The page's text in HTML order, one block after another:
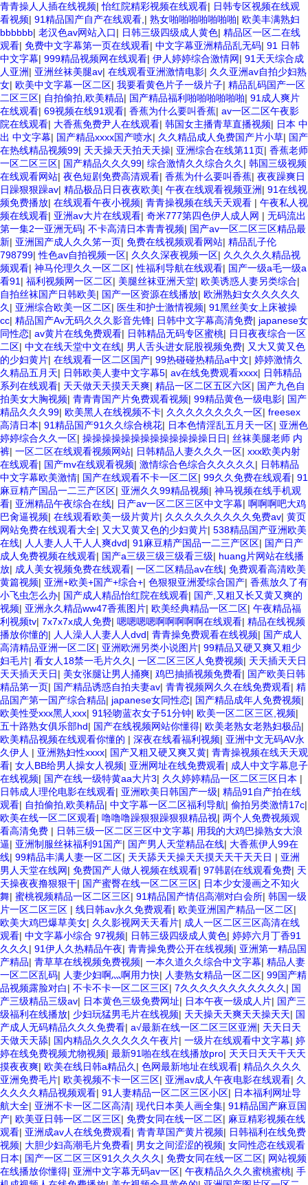
青青操人人插在线视频|怡红院精彩视频在线观看| 日韩专区视频在线观
看视频| 91精品国产自产在线观看,| 熟女啪啪啪啪啪啪啪| 欧美丰满熟妇
bbbbbb| 老汉色av网站入口| 日韩三级四级成人黄色| 精品区一区二在线
观看| 免费中文字幕第一页在线观看| 中文字幕亚洲精品乱无码| 91 日韩
中文字幕| 999精品视频网在线观看| 伊人婷婷综合激情网| 91天天综合成
人亚洲| 亚洲丝袜美腿av| 在线观看亚洲激情电影| 久久亚洲av自拍少妇熟
女| 欧美中文字幕一区二区| 我要看黄色片子一级片子| 精品乱码国产一区
二区三区| 自拍偷拍,欧美精品| 国产精品福利啪啪啪啪啪啪| 91成人爽片
在线观看| 69视频在线91观看| 香蕉为什么要叫香蕉| av一区二区午夜影
院在线观看| 大香蕉免费尹人在线观看| 韩国女主播青草直播视频| 日本 中
出 中文字幕| 国产精品xxxx国产喷水| 久久精品成人免费国产片小草| 国产
在热线精品视频99| 天天操天天拍天天操| 亚洲综合在线第11页| 香蕉老师
一区二区三区| 国产精品久久久99| 综合激情久久综合久久| 韩国三级视频
在线观看网站| 夜色短剧免费高清观看| 香蕉为什么要叫香蕉| 夜夜躁爽日
日躁狠狠躁av| 精品极品日日夜夜欧美| 午夜在线观看视频亚洲| 91在线视
频免费播放| 在线观看午夜小视频| 青青操视频在线天天观看 | 午夜私人视
频在线观看| 亚洲av大片在线观看| 奇米777第四色伊人成人网 | 无码流出
第一集2一亚洲无码| 不卡高清日本青青视频| 国产av一区二区三区精品最
新| 亚洲国产成人久久笫一页| 免费在线视频观看网站| 精品乱子伦
798799|性色av自拍视频一区| 久久久深夜视频一区| 久久久久久精品视
频观看| 神马伦理久久一区二区|性福利导航在线观看| 国产一级a毛一级a
看91| 福利视频网一区二区| 美腿丝袜亚洲天堂| 欧美诱惑人妻另类综合|
自拍丝袜国产日韩欧美| 国产一区资源在线播放| 欧洲熟妇女久久久久久
久| 亚洲综合欧美一区二区| 医生和护士激情视频| 91黑丝美女上床被操
cc| 精品国产Av无码久久久影音先锋| 日韩中文字幕高清免费| japanese女
同性恋| av黄片在线免费观看| 日韩精品无码专区蜜桃| 日日夜夜综合一区
二区| 中文在线天堂中文在线| 男人舌头进女屁股视频免费| 又大又黄又色
的少妇黄片| 在线观看一区二区国产| 99热碰碰热精品a中文| 婷婷激情久
久精品五月天| 日韩欧美人妻中文字幕5| av在线免费观看xxxx| 日韩精品
系列在线观看| 天天做天天摸天天爽| 精品一区二区五区六区| 国产九色自
拍美女大胸视频| 青青青国产片免费观看视频| 99精品黄色一级电影| 国产
精品久久久99| 欧美黑人在线视频不卡| 久久久久久久久久一区| freesex
高清日本| 91精品国产91久久综合桃花| 日本色情淫乱五月天一区| 亚洲色
婷婷综合久久一区| 操操操操操操操操操操操操操日日| 丝袜美腿老师 内
裤| 一区二区在线观看视频网站| 日韩精品人妻久久久一区| xxx欧美内射
在线观看| 国产mv在线观看视频| 激情综合色综合久久久久久| 日韩精品
中文字幕欧美激情| 国产在线观看不卡一区二区| 99久久免费在线观看| 91
麻豆精产国品一二三产区区| 亚洲久久99精品视频| 神马视频在线手机观
看| 亚洲精品午夜综合在线| 日产av一区二区三区中文字幕| 啊啊啊吧大鸡
巴肏逼视频| 在线观看欧美一级片黄片| 久久久久久久久久久免费av| 黄页
网站免费在线观看大全| 又大又黄又色的少妇黄片| 538精品国产亚洲欧美
在线| 人人妻人人干人人爽dvd| 91麻豆精产国品一二三产区区| 国产日产
成人免费视频在线观看| 国产a三级三级三级看三级| huang片网站在线播
放| 成人美女视频免费在线观看| 一区二区精品av在线| 免费观看高清欧美
黄篇视频| 亚洲+欧美+国产+综合+| 色狠狠亚洲爱综合国产| 香蕉放久了有
小飞虫怎么办| 国产成人精品怡红院在线观看| 国产,又粗又长又黄又爽的
视频| 亚洲永久精品ww47香蕉图片| 欧美经典精品一区二区| 午夜精品福
利视频tv| 7x7x7x成人免费| 嗯嗯嗯嗯啊啊啊啊啊在线观看| 精品在线视频
播放你懂的| 人人澡人人妻人人dvd| 青青操免费观看在线视频| 国产成人
高清精品亚洲一区二区| 亚洲欧洲另类小说图片| 99精品又硬又爽又粗少
妇毛片| 看女人18禁一毛片久久| 一区二区三区人免费视频| 天天插天天日
天天插天天日| 美女张腿让男人捅爽| 鸡巴抽插视频免费看| 国产欧美日韩
精品第一页| 国产精品诱惑自拍夫妻av| 青青视频网久久在线免费观看| 精
品国产第一国产综合精品| japanese女同性恋| 国产精品成年人免费视频|
欧美性受xxx黑人xxx| 91轻吻蓝衣女子51分钟| 欧美一区二区三区,视频|
五十路熟女俱乐部hd| 国产在线视频网站你懂得| 欧美老熟女老熟妇极品|
欧美精品视频在线观看你懂的 | 深夜在线看福利视频| 亚洲中文无码AV永
久伊人 | 亚洲熟妇性xxxx| 国产又粗又硬又爽又黄| 青青操视频在线天天观
看| 女人BB给男人操女人视频| 亚洲网址在线免费观看| 成人中文字幕息子
在线视频| 国产在线一级特黄aa大片3| 久久婷婷精品一区二区三区日本 |
日韩成人理伦电影在线观看| 亚洲欧美日韩国产一级| 精品91自产拍在线
观看| 自拍偷拍,欧美精品| 中文字幕一区二区福利导航| 偷拍另类激情17c|
欧美在线一区二区观看| 噜噜噜躁狠狠躁狠狠精品视| 两个人免费视频观
看高清免费 | 日韩三级一区二区三区中文字幕| 用我的大鸡巴操熟女大浪
逼| 亚洲制服丝袜福利91国产| 国产男人天堂精品在线| 大香蕉伊人99在
线| 99精品丰满人妻一区二区| 天天舔天天操天天摸天天干天天日 | 亚洲
男人天堂在线网| 免费国产人做人视频在线观看| 97韩剧在线观看免费| 天
天操夜夜撸狠狠干| 国产蜜臀在线一区二区三区| 日本少女漫画之不知火
舞| 蜜桃视频精品一区二区三区| 91精品国产情侣高潮对白会所| 韩国一级
片一区二区三区 | 线日韩av永久免费观看| 欧美亚洲国产精品一区二区|
欧美大鸡巴爆草美女| 久久影视网天天看片| 成人一区二区三区高清在线
观看| 中文字幕小综合 97视频| 日韩三级四级成人黄色| 婷婷六月丁香91
久久久| 91伊人久热精品午夜| 青青操免费公开在线视频| 亚洲第一精品国
产精品| 青草草在线视频免费视频| 一本久道久久综合中文字幕| 精品人妻
一区二区乱码| 人妻少妇啊灬啊用力快| 人妻熟女精品一区二区| 99国产精
品视频露脸对白| 不卡不卡一区二区三区| 7久久久久久久久久久久久| 国
产三级精品三级av| 日本黄色三级免费网址| 日本午夜一级成人片| 国产三
级福利在线播放| 少妇玩猛男毛片在线视频| 天天操天天爽天天操天天| 国
产成人无码精品久久久免费看| a√最新在线一区二区三区亚洲| 天天日天
天做天天舔| 国内精品久久久久久久午夜片| 一级片在线观看中文字幕| 婷
婷在线免费视频尤物视频| 最新91啪在线在线播放pro| 天天日天天干天天
摸夜夜爽| 欧美在线日韩a精品久| 色网最新地址在线观看| 精品久久久久
亚洲免费毛片| 欧美视频不卡一区三区| 亚洲av成人午夜电影在线观看| 久
久久久久精品视频观看| 91人妻精品一区二区三区小区| 日本福利网址导
航大全| 亚洲不卡一区二区高清| 现代日本美人画全集| 91精品国产麻豆国
产| 欧美亚日韩一区二区三区| 免费女同在线一区二区| 麻豆精彩视频在线
观看| 亚洲成av人在线免费观看| 青青草国产黄片视频| 日韩福利在线免费
视频| 大胆少妇高潮毛片免费看| 男女之间涩涩的视频| 女同性恋在线观看
日本| 国产一区二区三区91久久久久久| 免费女同在线一区二区| 网站视频
在线播放你懂得| 亚洲中文字幕无码av一区| 午夜精品久久久蜜桃蜜桃| 手